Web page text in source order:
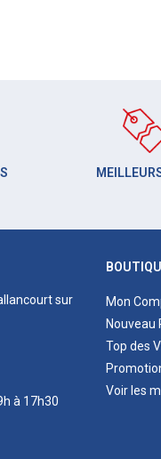
sur
à 17h30
Mon
Nouveau
Top des
Voir les